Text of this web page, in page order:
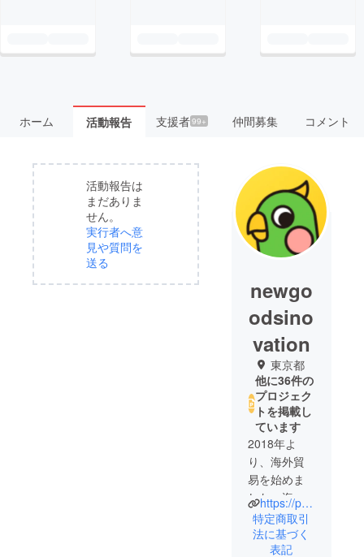
ホーム 活動報告 支援者99+ 仲間募集 コメント
活動報告は
まだありま
せん。
実行者へ意
見や質問を
送る
newgo
odsino
vation
東京都
他に36件の
プロジェク
トを掲載し
ています
2018年よ
り、海外貿
易を始めま
した。海外
にあります
面白い商品
を日本人の
https://poooli.jp/
特定商取引
法に基づく
表記